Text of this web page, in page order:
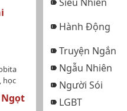
một
tuổi
học
Hành Động
Truyện Ngắn
Ngẫu Nhiên
Người Sói
LGBT